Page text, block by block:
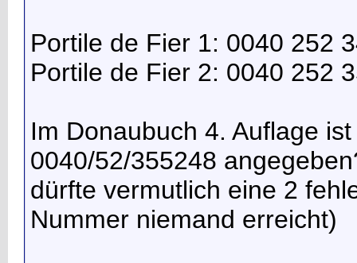
Portile de Fier 1: 0040 252
Portile de Fier 2: 0040 252
Im Donaubuch 4. Auflage
0040/52/355248
dürfte vermutlich eine 2
Nummer niemand erreicht)